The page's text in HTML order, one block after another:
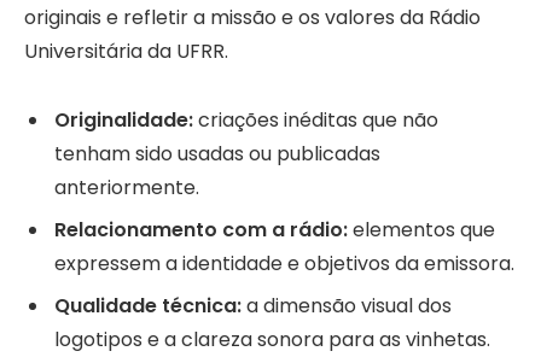
originais e refletir a missão e os valores da Rádio
Universitária da UFRR.
Originalidade:criações inéditas que não
tenham sido usadas ou publicadas
anteriormente.
Relacionamento com a rádio:elementos que
expressem a identidade e objetivos da emissora.
Qualidade técnica:a dimensão visual dos
logotipos e a clareza sonora para as vinhetas.